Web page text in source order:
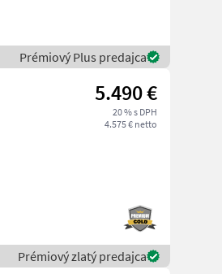
Prémiový Plus predajca
5.490 €
20 % s DPH
4.575 € netto
Prémiový zlatý predajca